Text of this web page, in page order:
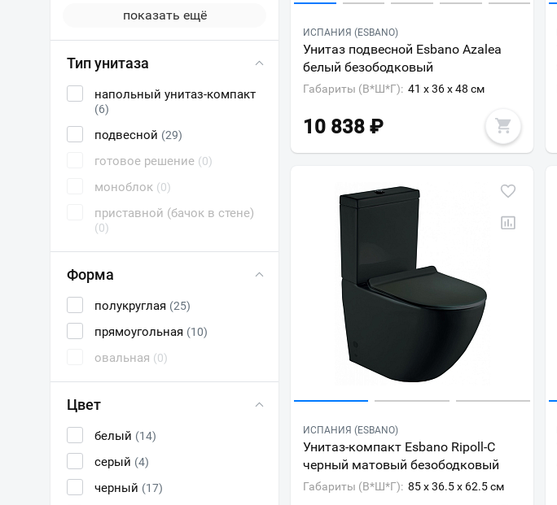
показать ещё
Тип унитаза
напольный унитаз-компакт
(6)
подвесной (29)
готовое решение (0)
моноблок (0)
приставной (бачок в стене)
(0)
Форма
полукруглая (25)
прямоугольная (10)
овальная (0)
Цвет
белый (14)
серый (4)
черный (17)
ИСПАНИЯ (ESBANO)
Унитаз подвесной Esbano Azalea
белый безободковый
Габариты (В*Ш*Г): 41 x 36 x 48 см
10 838 ₽
ИСПАНИЯ (ESBANO)
Унитаз-компакт Esbano Ripoll-С
черный матовый безободковый
Габариты (В*Ш*Г): 85 x 36.5 x 62.5 см